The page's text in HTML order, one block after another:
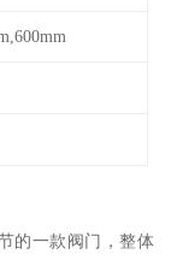
的一款阀门，整体